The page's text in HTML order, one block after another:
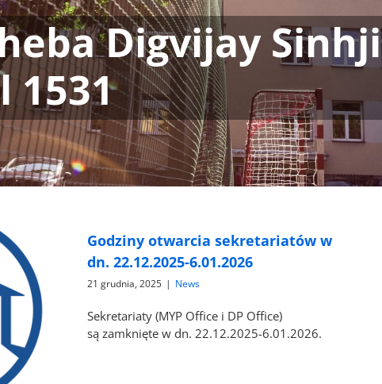
Digvijay Sinhji
1531
Godziny otwarcia sekretariatów w
dn. 22.12.2025-6.01.2026
21 grudnia, 2025 | News
Sekretariaty (MYP Office i DP Office)
są zamknięte w dn. 22.12.2025-6.01.2026.